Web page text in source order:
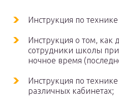
Инструкция по
Инструкция о том, как
сотрудники школы
ночное время
Инструкция по
различных кабинетах;